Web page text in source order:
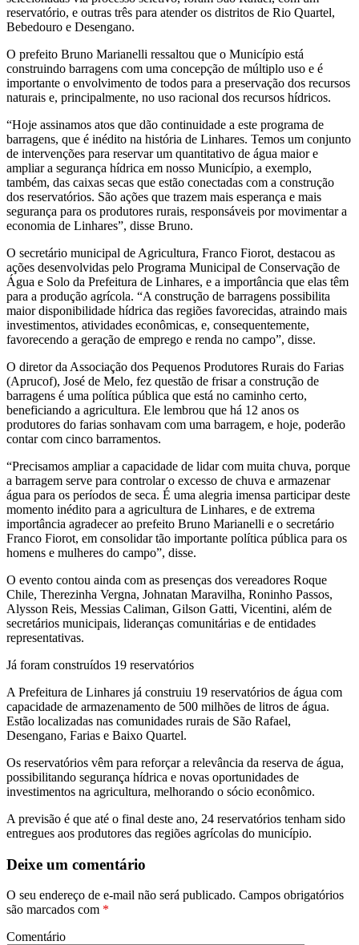
reservatório, e outras três para atender os distritos de Rio Quartel,
Bebedouro e Desengano.
O prefeito Bruno Marianelli ressaltou que o Município está
construindo barragens com uma concepção de múltiplo uso e é
importante o envolvimento de todos para a preservação dos recursos
naturais e, principalmente, no uso racional dos recursos hídricos.
“Hoje assinamos atos que dão continuidade a este programa de
barragens, que é inédito na história de Linhares. Temos um conjunto
de intervenções para reservar um quantitativo de água maior e
ampliar a segurança hídrica em nosso Município, a exemplo,
também, das caixas secas que estão conectadas com a construção
dos reservatórios. São ações que trazem mais esperança e mais
segurança para os produtores rurais, responsáveis por movimentar a
economia de Linhares”, disse Bruno.
O secretário municipal de Agricultura, Franco Fiorot, destacou as
ações desenvolvidas pelo Programa Municipal de Conservação de
Água e Solo da Prefeitura de Linhares, e a importância que elas têm
para a produção agrícola. “A construção de barragens possibilita
maior disponibilidade hídrica das regiões favorecidas, atraindo mais
investimentos, atividades econômicas, e, consequentemente,
favorecendo a geração de emprego e renda no campo”, disse.
O diretor da Associação dos Pequenos Produtores Rurais do Farias
(Aprucof), José de Melo, fez questão de frisar a construção de
barragens é uma política pública que está no caminho certo,
beneficiando a agricultura. Ele lembrou que há 12 anos os
produtores do farias sonhavam com uma barragem, e hoje, poderão
contar com cinco barramentos.
“Precisamos ampliar a capacidade de lidar com muita chuva, porque
a barragem serve para controlar o excesso de chuva e armazenar
água para os períodos de seca. É uma alegria imensa participar deste
momento inédito para a agricultura de Linhares, e de extrema
importância agradecer ao prefeito Bruno Marianelli e o secretário
Franco Fiorot, em consolidar tão importante política pública para os
homens e mulheres do campo”, disse.
O evento contou ainda com as presenças dos vereadores Roque
Chile, Therezinha Vergna, Johnatan Maravilha, Roninho Passos,
Alysson Reis, Messias Caliman, Gilson Gatti, Vicentini, além de
secretários municipais, lideranças comunitárias e de entidades
representativas.
Já foram construídos 19 reservatórios
A Prefeitura de Linhares já construiu 19 reservatórios de água com
capacidade de armazenamento de 500 milhões de litros de água.
Estão localizadas nas comunidades rurais de São Rafael,
Desengano, Farias e Baixo Quartel.
Os reservatórios vêm para reforçar a relevância da reserva de água,
possibilitando segurança hídrica e novas oportunidades de
investimentos na agricultura, melhorando o sócio econômico.
A previsão é que até o final deste ano, 24 reservatórios tenham sido
entregues aos produtores das regiões agrícolas do município.
Deixe um comentário
O seu endereço de e-mail não será publicado. Campos obrigatórios
são marcados com *
Comentário